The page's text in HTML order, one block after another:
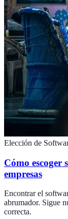
Elección de
Cómo escoger
empresas
Encontrar el
abrumador. Sigue
correcta.